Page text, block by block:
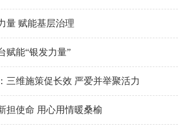
量 赋能基层治理
赋能“银发力量”
三维施策促长效 严爱并举聚活力
担使命 用心用情暖桑榆